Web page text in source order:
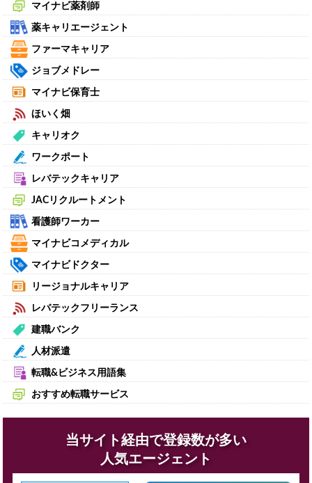
マイナビ薬剤師
薬キャリエージェント
ファーマキャリア
ジョブメドレー
マイナビ保育士
ほいく畑
キャリオク
ワークポート
レバテックキャリア
JACリクルートメント
看護師ワーカー
マイナビコメディカル
マイナビドクター
リージョナルキャリア
レバテックフリーランス
建職バンク
人材派遣
転職&ビジネス用語集
おすすめ転職サービス
当サイト経由で登録数が多い
人気エージェント